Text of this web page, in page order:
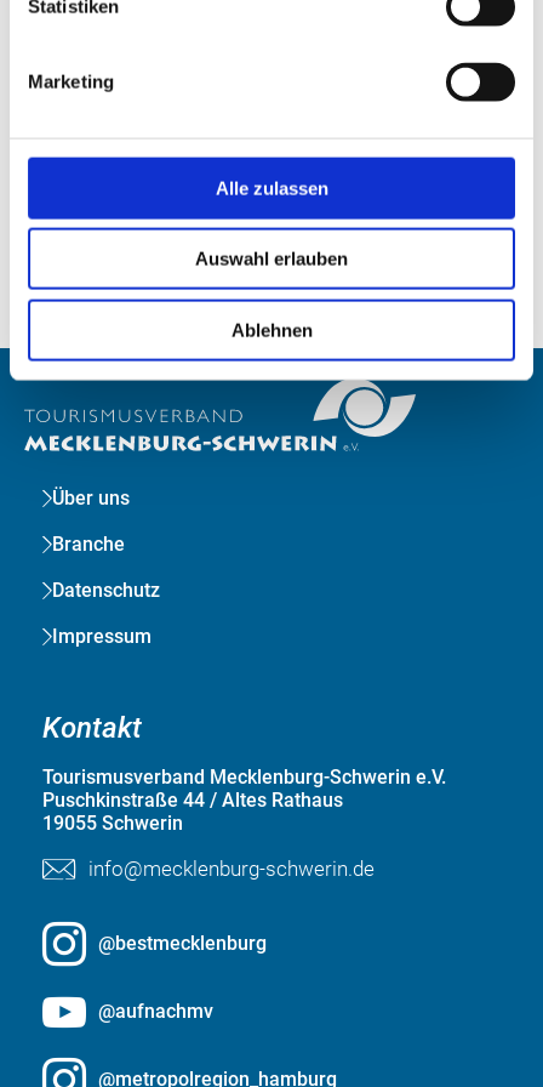
Statistiken
Marketing
Alle zulassen
Auswahl erlauben
Ablehnen
direkt zur Website
Über uns
Branche
Datenschutz
Impressum
Kontakt
Tourismusverband Mecklenburg-Schwerin e.V.
Puschkinstraße 44 / Altes Rathaus
19055 Schwerin
info@mecklenburg-schwerin.de
@bestmecklenburg
@aufnachmv
@metropolregion_hamburg